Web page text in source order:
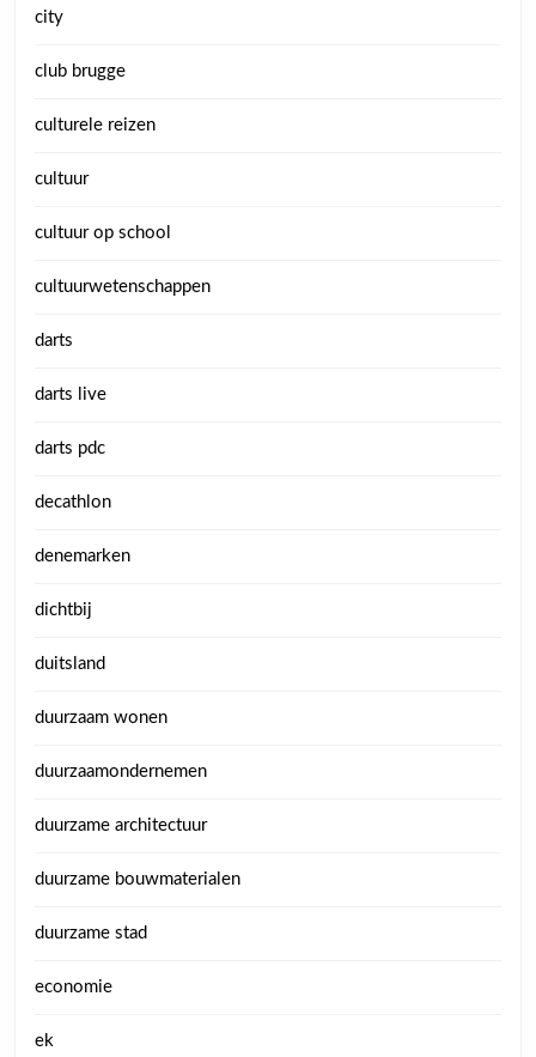
city
club brugge
culturele reizen
cultuur
cultuur op school
cultuurwetenschappen
darts
darts live
darts pdc
decathlon
denemarken
dichtbij
duitsland
duurzaam wonen
duurzaamondernemen
duurzame architectuur
duurzame bouwmaterialen
duurzame stad
economie
ek